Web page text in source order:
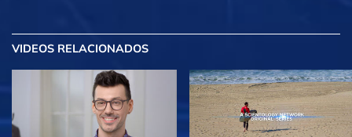
VIDEOS RELACIONADOS